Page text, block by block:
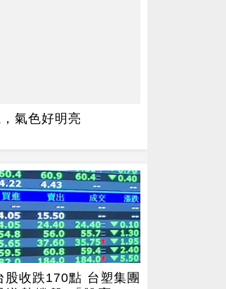
氣色好明亮
股收跌170點 台塑集團